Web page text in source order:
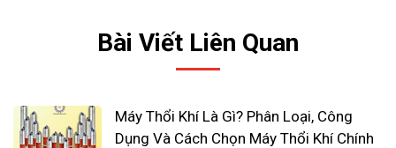
Bài Viết Liên Quan
Máy Thổi Khí Là Gì? Phân Loại, Công
Dụng Và Cách Chọn Máy Thổi Khí Chính